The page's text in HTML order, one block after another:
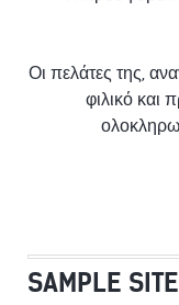
Οι πελάτες της,
φιλικό και
SAMPLE